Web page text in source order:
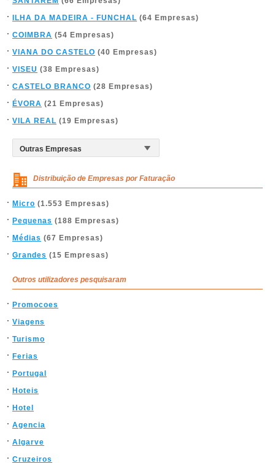
ILHA DA MADEIRA - FUNCHAL (64 Empresas)
COIMBRA (54 Empresas)
VIANA DO CASTELO (40 Empresas)
VISEU (38 Empresas)
CASTELO BRANCO (28 Empresas)
ÉVORA (21 Empresas)
VILA REAL (19 Empresas)
Distribuição de Empresas por Faturação
Micro (1.553 Empresas)
Pequenas (188 Empresas)
Médias (67 Empresas)
Grandes (15 Empresas)
Outros utilizadores pesquisaram
Promocoes
Viagens
Turismo
Ferias
Portugal
Hoteis
Hotel
Agencia
Algarve
Cruzeiros